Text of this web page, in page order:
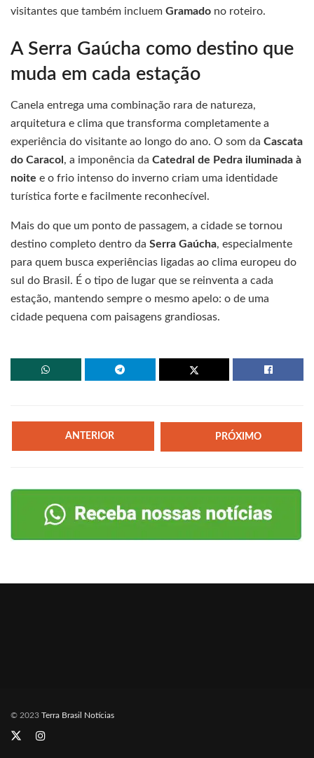
visitantes que também incluem Gramado no roteiro.
A Serra Gaúcha como destino que
muda em cada estação
Canela entrega uma combinação rara de natureza,
arquitetura e clima que transforma completamente a
experiência do visitante ao longo do ano. O som da Cascata
do Caracol , a imponência da Catedral de Pedra iluminada à
noite e o frio intenso do inverno criam uma identidade
turística forte e facilmente reconhecível.
Mais do que um ponto de passagem, a cidade se tornou
destino completo dentro da Serra Gaúcha, especialmente
para quem busca experiências ligadas ao clima europeu do
sul do Brasil. É o tipo de lugar que se reinventa a cada
estação, mantendo sempre o mesmo apelo: o de uma
cidade pequena com paisagens grandiosas.
ANTERIOR PRÓXIMO
© 2023 Terra Brasil Notícias